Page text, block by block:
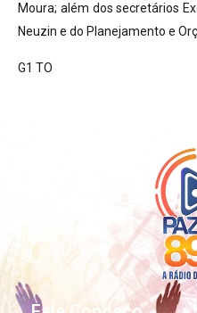
Moura; além dos secretários
Neuzin e do Planejamento e
G1 TO